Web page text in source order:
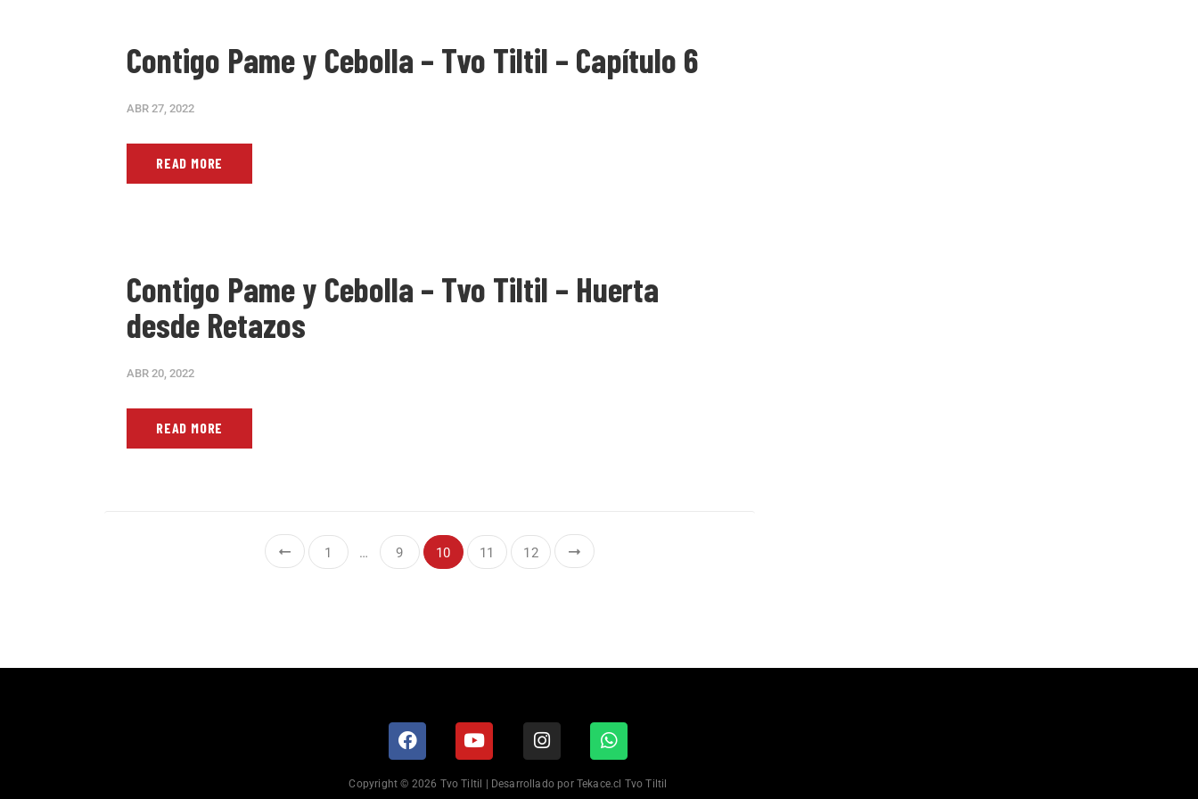
Contigo Pame y Cebolla – Tvo Tiltil – Capítulo 6
ABR 27, 2022
READ MORE
Contigo Pame y Cebolla – Tvo Tiltil – Huerta
desde Retazos
ABR 20, 2022
READ MORE
1 … 9 10 11 12
Copyright © 2026 Tvo Tiltil | Desarrollado por Tekace.cl Tvo Tiltil